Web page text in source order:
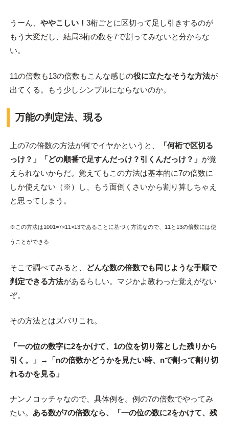
うーん、 ややこしい！ 3桁ごとに区切って足し引きするのが
もう大変だし、結局3桁の数を7で割ってみないと分からな
い。
11の倍数も13の倍数もこんな感じの役に立たなそうな方法が
出てくる。もう少しシンプルにならないのか。
万能の判定法、現る
上の7の倍数の方法が何でイヤかというと、
「何桁で区切る
っけ？」「どの順番で足すんだっけ？引くんだっけ？」 が覚
えられないからだ。覚えてもこの方法は基本的に7の倍数に
しか使えない（※）し、もう面倒くさいから割り算しちゃえ
と思ってしまう。
※この方法は1001=7×11×13であることに基づく方法なので、11と13の倍数には使
うことができる
そこで調べてみると、
どんな数の倍数でも同じような手順で
判定できる方法があるらしい。マジかよ教わった覚えがない
ぞ。
その方法とはズバリこれ。
「一の位の数字に2をかけて、1の位を切り落とした残りから
引く。」→「nの倍数かどうかを見たい時、nで割って割り切
れるかを見る」
ナンノコッチャなので、具体例を。例の7の倍数でやってみ
たい。 ある数が7の倍数なら、「一の位の数に2をかけて、残